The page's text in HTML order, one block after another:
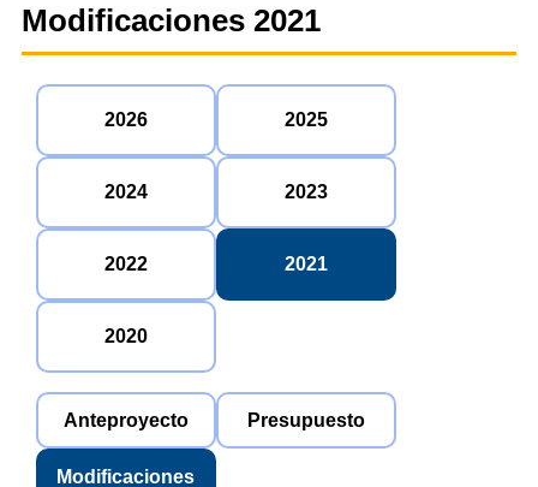
Modificaciones 2021
2026 2025
2024 2023
2022 2021
2020
Anteproyecto Presupuesto
Modificaciones